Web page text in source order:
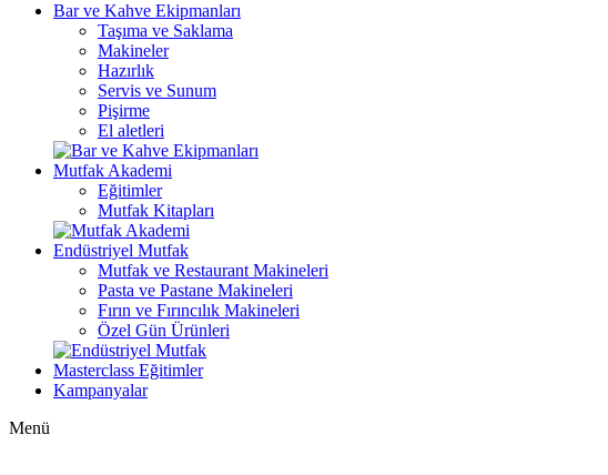
Bar ve Kahve Ekipmanları
Taşıma ve Saklama
Makineler
Hazırlık
Servis ve Sunum
Pişirme
El aletleri
Mutfak Akademi
Eğitimler
Mutfak Kitapları
Endüstriyel Mutfak
Mutfak ve Restaurant Makineleri
Pasta ve Pastane Makineleri
Fırın ve Fırıncılık Makineleri
Özel Gün Ürünleri
Masterclass Eğitimler
Kampanyalar
Menü